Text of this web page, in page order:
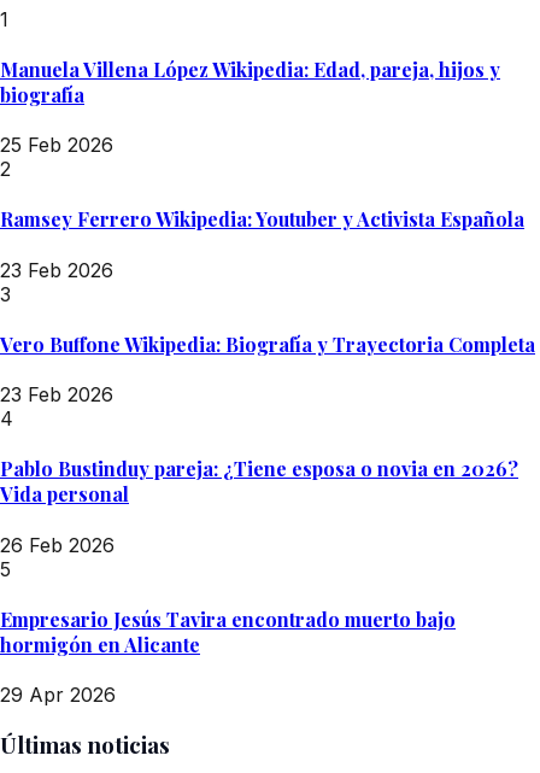
1
Manuela Villena López Wikipedia: Edad, pareja, hijos y
biografía
25 Feb 2026
2
Ramsey Ferrero Wikipedia: Youtuber y Activista Española
23 Feb 2026
3
Vero Buffone Wikipedia: Biografía y Trayectoria Completa
23 Feb 2026
4
Pablo Bustinduy pareja: ¿Tiene esposa o novia en 2026?
Vida personal
26 Feb 2026
5
Empresario Jesús Tavira encontrado muerto bajo
hormigón en Alicante
29 Apr 2026
Últimas noticias